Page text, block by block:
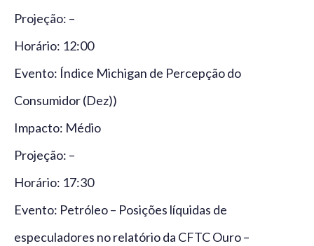
Projeção: –
Horário: 12:00
Evento: Índice Michigan de Percepção do
Consumidor (Dez))
Impacto: Médio
Projeção: –
Horário: 17:30
Evento: Petróleo – Posições líquidas de
especuladores no relatório da CFTC Ouro –